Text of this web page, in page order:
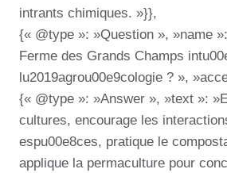
intrants chimiques. »}},
{« @type »: »Question », »name
Ferme des Grands Champs
lu2019agrou00e9cologie ? »,
{« @type »: »Answer », »text »:
cultures, encourage les
espu00e8ces, pratique le
applique la permaculture pour